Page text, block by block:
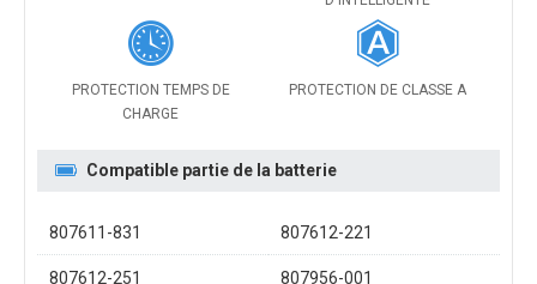
PROTECTION TEMPS DE
CHARGE
PROTECTION DE CLASSE A
Compatible partie de la batterie
807611-831 807612-221
807612-251 807956-001